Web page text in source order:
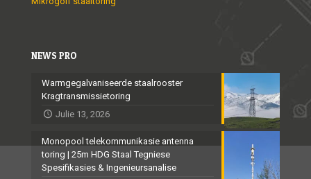
NEWS PRO
Warmgegalvaniseerde staalrooster
Kragtransmissietoring
Julie 13, 2026
Monopool telekommunikasie antenna
toring | 25m HDG Staal Tegniese
Spesifikasies & Ingenieursanalise